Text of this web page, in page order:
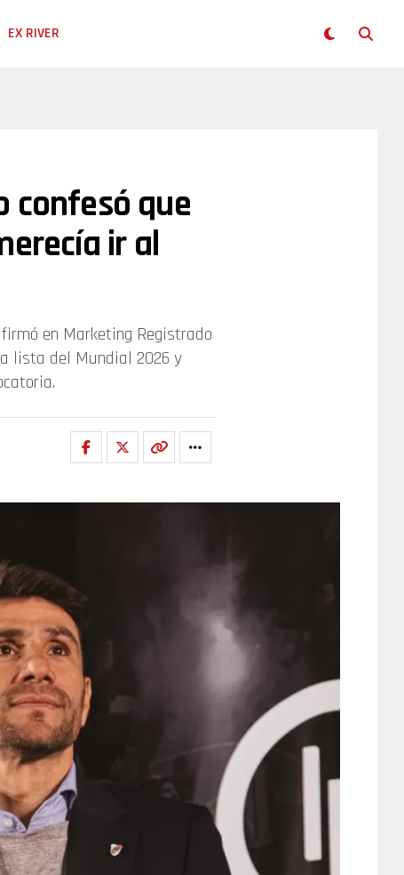
EX RIVER
confesó que
ir al
en Marketing Registrado
lista del Mundial 2026 y